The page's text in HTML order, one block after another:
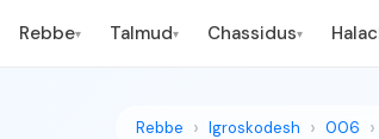
Rebbe▾ Talmud▾ Chassidus▾
Rebbe Igroskodesh 006